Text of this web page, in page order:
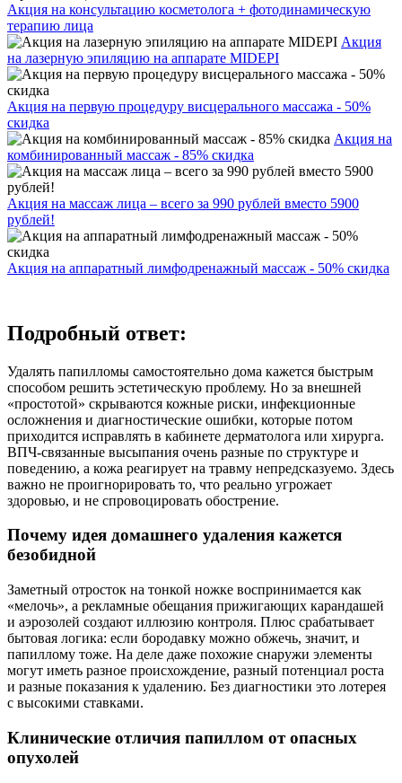
Акция на консультацию косметолога + фотодинамическую
терапию лица
Акция
на лазерную эпиляцию на аппарате MIDEPI
Акция на первую процедуру висцерального массажа - 50%
скидка
Акция на
комбинированный массаж - 85% скидка
Акция на массаж лица – всего за 990 рублей вместо 5900
рублей!
Акция на аппаратный лимфодренажный массаж - 50% скидка
Подробный ответ:
Удалять папилломы самостоятельно дома кажется быстрым
способом решить эстетическую проблему. Но за внешней
«простотой» скрываются кожные риски, инфекционные
осложнения и диагностические ошибки, которые потом
приходится исправлять в кабинете дерматолога или хирурга.
ВПЧ‑связанные высыпания очень разные по структуре и
поведению, а кожа реагирует на травму непредсказуемо. Здесь
важно не проигнорировать то, что реально угрожает
здоровью, и не спровоцировать обострение.
Почему идея домашнего удаления кажется
безобидной
Заметный отросток на тонкой ножке воспринимается как
«мелочь», а рекламные обещания прижигающих карандашей
и аэрозолей создают иллюзию контроля. Плюс срабатывает
бытовая логика: если бородавку можно обжечь, значит, и
папиллому тоже. На деле даже похожие снаружи элементы
могут иметь разное происхождение, разный потенциал роста
и разные показания к удалению. Без диагностики это лотерея
с высокими ставками.
Клинические отличия папиллом от опасных
опухолей